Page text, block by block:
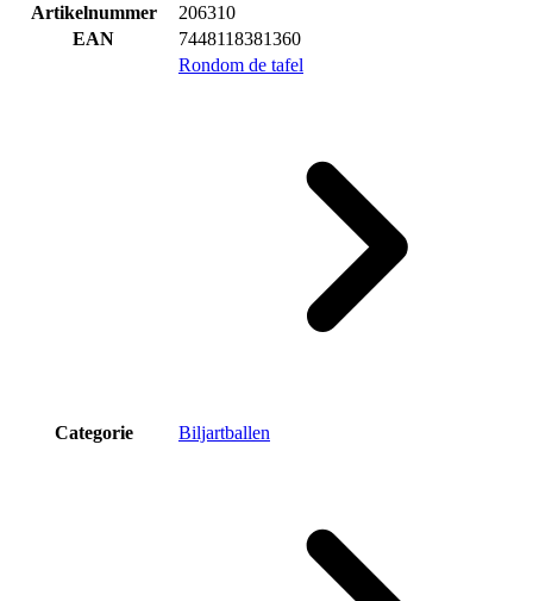
Artikelnummer
206310
EAN
7448118381360
Categorie
Rondom de tafel
Biljartballen